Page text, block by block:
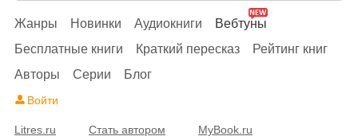
Жанры Новинки Аудиокниги
Вебтуны
Бесплатные книги
Краткий пересказ
Рейтинг книг
Авторы
Серии Блог
Войти
Litres.ru Стать автором MyBook.ru